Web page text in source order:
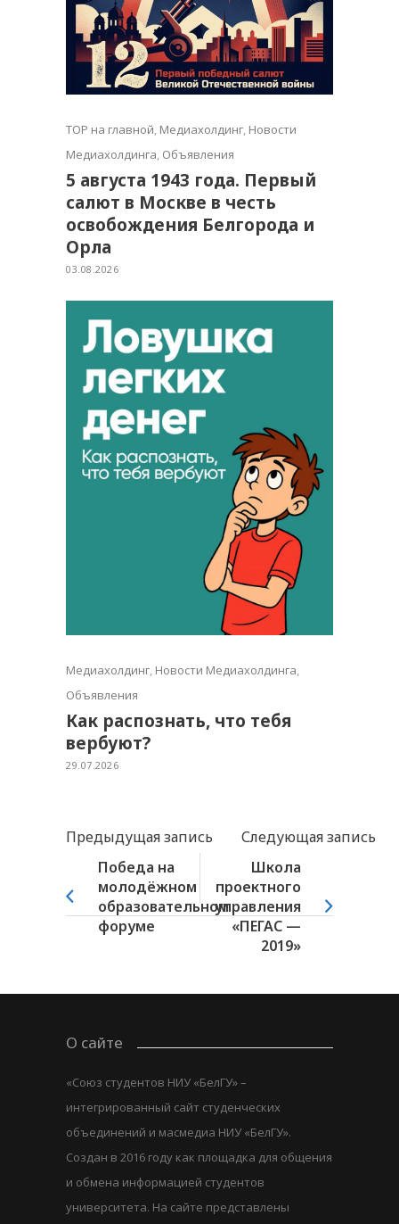
TOP на главной, Медиахолдинг, Новости
Медиахолдинга, Объявления
5 августа 1943 года. Первый
салют в Москве в честь
освобождения Белгорода и
Орла
03.08.2026
Медиахолдинг, Новости Медиахолдинга,
Объявления
Как распознать, что тебя
вербуют?
29.07.2026
Предыдущая запись
Следующая запись
Победа на
молодёжном
образовательном
форуме
Школа
проектного
управления
«ПЕГАС —
2019»
О сайте
«Союз студентов НИУ «БелГУ» –
интегрированный сайт студенческих
объединений и масмедиа НИУ «БелГУ».
Создан в 2016 году как площадка для общения
и обмена информацией студентов
университета. На сайте представлены